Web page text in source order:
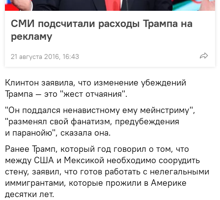
СМИ подсчитали расходы Трампа на
рекламу
21 августа 2016, 16:43
Клинтон заявила, что изменение убеждений
Трампа — это "жест отчаяния".
"Он поддался ненавистному ему мейнстриму",
"разменял свой фанатизм, предубеждения
и паранойю", сказала она.
Ранее Трамп, который год говорил о том, что
между США и Мексикой необходимо соорудить
стену, заявил, что готов работать с нелегальными
иммигрантами, которые прожили в Америке
десятки лет.